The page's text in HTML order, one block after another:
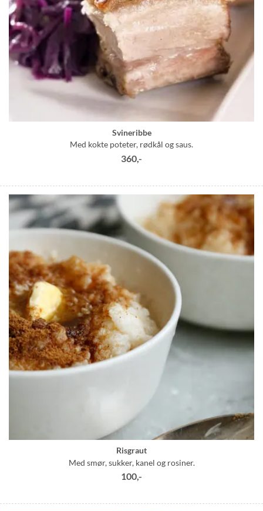
Svineribbe
Med kokte poteter, rødkål og saus.
360,-
Risgraut
Med smør, sukker, kanel og rosiner.
100,-